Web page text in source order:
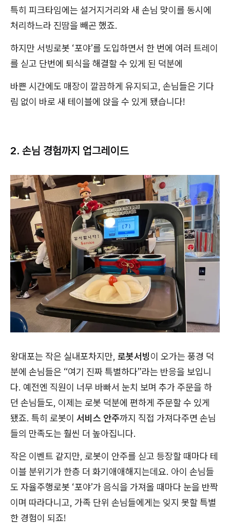
특히 피크타임에는 설거지거리와 새 손님 맞이를 동시에
처리하느라 진땀을 빼곤 했죠.
하지만 서빙로봇 ‘포야’를 도입하면서 한 번에 여러 트레이
를 싣고 단번에 퇴식을 해결할 수 있게 된 덕분에
바쁜 시간에도 매장이 깔끔하게 유지되고, 손님들은 기다
림 없이 바로 새 테이블에 앉을 수 있게 됐습니다!
2. 손님 경험까지 업그레이드
왕대포는 작은 실내포차지만, 로봇서빙이 오가는 풍경 덕
분에 손님들은 “여기 진짜 특별하다”라는 반응을 보입니
다. 예전엔 직원이 너무 바빠서 눈치 보며 추가 주문을 하
던 손님들도, 이제는 로봇 덕분에 편하게 주문할 수 있게
됐죠. 특히 로봇이 서비스 안주까지 직접 가져다주면 손님
들의 만족도는 훨씬 더 높아집니다.
작은 이벤트 같지만, 로봇이 안주를 싣고 등장할 때마다 테
이블 분위기가 한층 더 화기애애해지는데요. 아이 손님들
도 자율주행로봇 ‘포야’가 음식을 가져올 때마다 눈을 반짝
이며 따라다니고, 가족 단위 손님들에게는 잊지 못할 특별
한 경험이 되죠!